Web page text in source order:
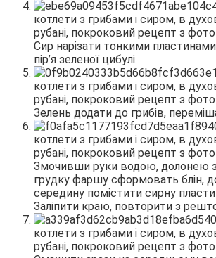
Сир нарізати тонкими
пір’я зеленої цибулі.
Зелень додати до грибів,
Змочивши руки водою, долонею
грудку фаршу сформовать блін,
середину помістити сирну
Заліпити краю, повторити з